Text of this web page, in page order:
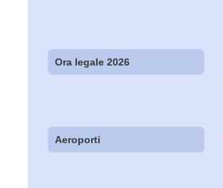
Ora legale 2026
Aeroporti